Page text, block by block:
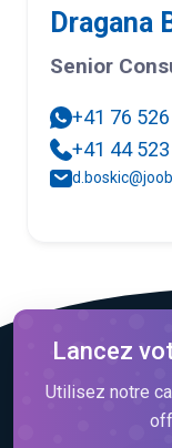
Dragana
Senior
+41 76
+41 44
Lancez
Utilisez notre